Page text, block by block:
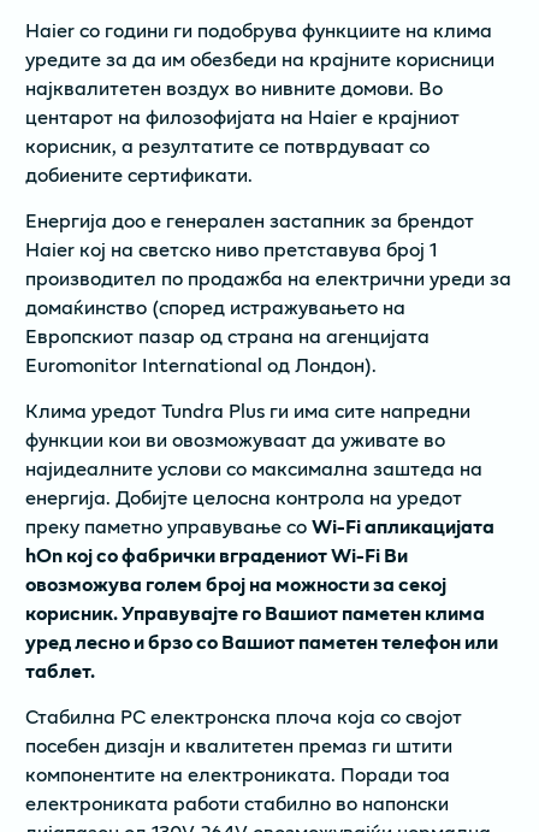
Haier со години ги подобрува функциите на клима
уредите за да им обезбеди на крајните корисници
најквалитетен воздух во нивните домови. Во
центарот на филозофијата на Haier е крајниот
корисник, а резултатите се потврдуваат со
добиените сертификати.
Енергија доо е генерален застапник за брендот
Haier кој на светско ниво претставува број 1
производител по продажба на електрични уреди за
домаќинство (според истражувањето на
Европскиот пазар од страна на агенцијата
Euromonitor International од Лондон).
Клима уредот Tundra Plus ги има сите напредни
функции кои ви овозможуваат да уживате во
најидеалните услови со максимална заштеда на
енергија. Добијте целосна контрола на уредот
преку паметно управување соWi-Fi апликацијата
hOn кој со фабрички вградениот Wi-Fi Ви
овозможува голем број на можности за секој
корисник. Управувајте го Вашиот паметен клима
уред лесно и брзо со Вашиот паметен телефон или
таблет.
Стабилна PC електронска плоча која со својот
посебен дизајн и квалитетен премаз ги штити
компонентите на електрониката. Поради тоа
електрониката работи стабилно во напонски